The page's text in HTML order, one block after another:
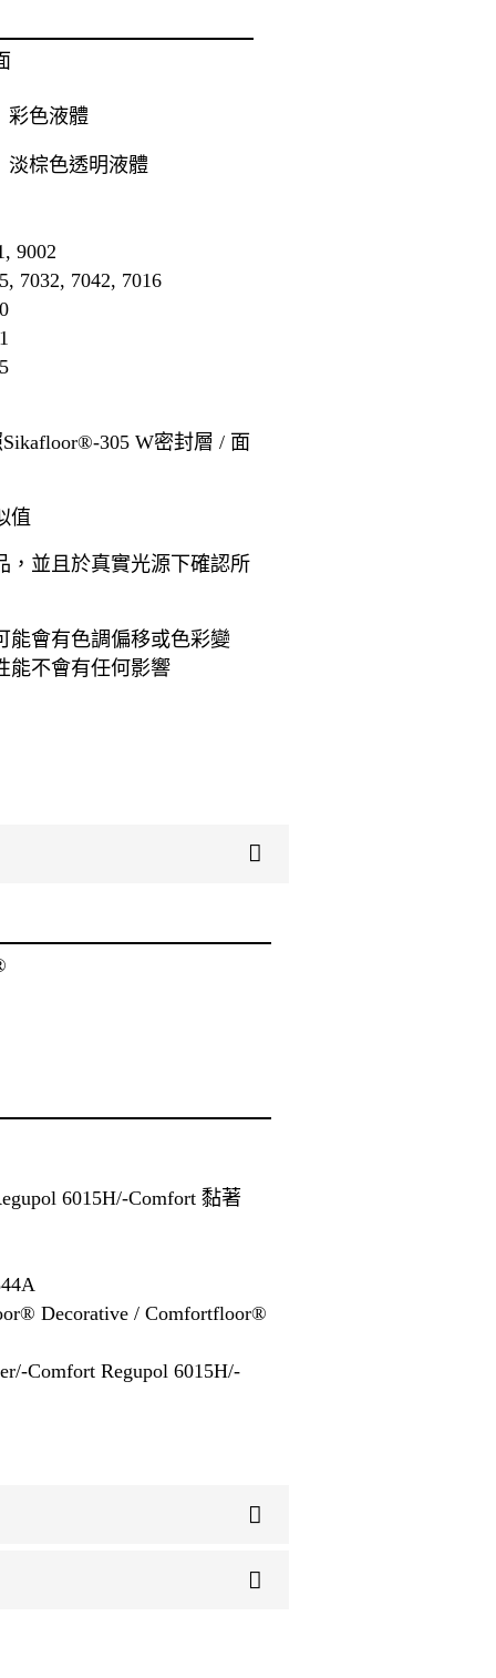
彩色液體
淡棕色透明液體
9002
7032, 7042, 7016
305 W密封層 / 面
值
，並且於真實光源下確認所
能會有色調偏移或色彩變
能不會有任何影響
6015H/-Comfort 黏著
Decorative / Comfortfloor®
Comfort Regupol 6015H/-